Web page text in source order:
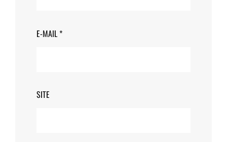
E-MAIL *
SITE